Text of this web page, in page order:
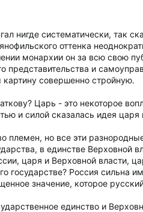
нигде систематически, так
оттенка
монархии он за всю свою
представительства и
картину совершенно стройную.
Царь - это некоторое
и силой сказалась идея
племен, но все эти
в единстве Верховной
царя и Верховной власти,
государстве? Россия сильна
значение, которое
единство и